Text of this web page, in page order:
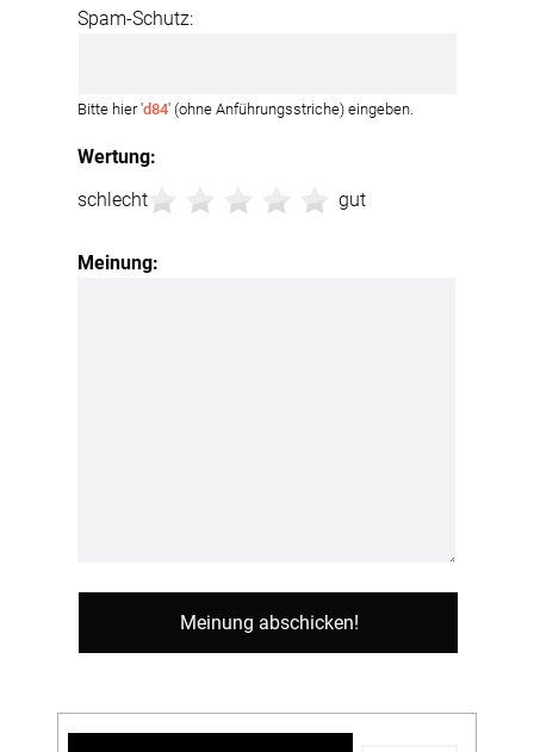
Wertung:
schlecht
gut
Meinung:
Spam-Schutz:
Bitte hier 'd84' (ohne Anführungsstriche) eingeben.